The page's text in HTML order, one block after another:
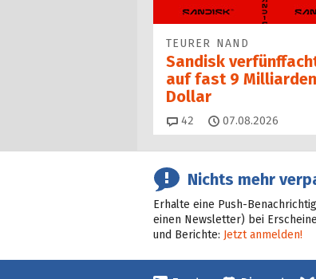
TEURER NAND
Sandisk
auf fast 9
Dollar
42 Kommentare
07.08.2026
Nichts mehr
Erhalte eine Push-
einen Newsletter) bei
und Berichte: Jetzt anmelden!